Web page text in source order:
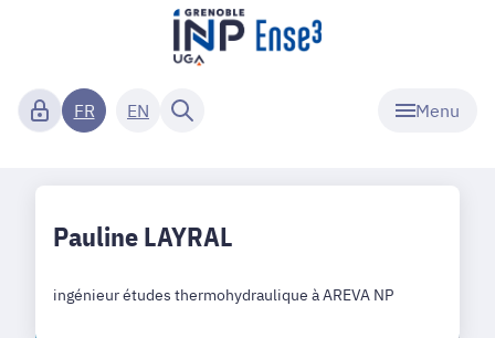
Menu
FR EN
Pauline LAYRAL
ingénieur études thermohydraulique à AREVA NP